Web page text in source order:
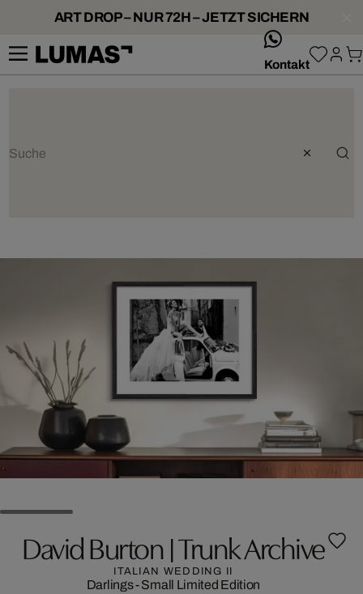
ART DROP – NUR 72H – JETZT SICHERN
Kontakt
David Burton | Trunk Archive
ITALIAN WEDDING II
Darlings - Small Limited Edition